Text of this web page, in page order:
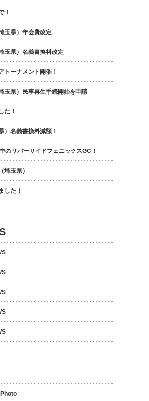
！
玉県）年会費改定
玉県）名義書換料改定
トーナメント開催！
玉県）民事再生手続開始を申請
た！
）名義書換料減額！
のリバーサイドフェニックスGC！
埼玉県）
した！